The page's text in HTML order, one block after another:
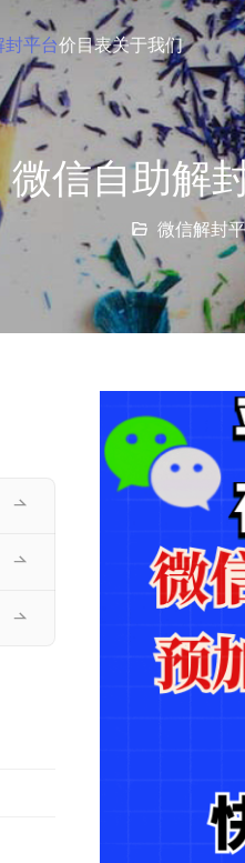
平台价目表关于我们
微信自助解
微信解封